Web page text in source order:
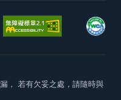
， 若有欠妥之處，請隨時與